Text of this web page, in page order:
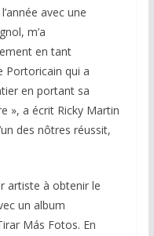
avec une
m’a
en tant
Portoricain qui a
en portant sa
», a écrit Ricky Martin
des nôtres réussit,
artiste à obtenir le
un album
Más Fotos. En